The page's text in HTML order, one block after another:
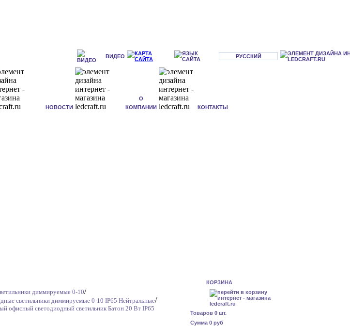
ВИДЕО РУССКИЙ
НОВОСТИ
О
КОМПАНИИ
КОНТАКТЫ
диммируемые 0-10/
светильники диммируемые 0-10 IP65 Нейтральные/
офисный светодиодный светильник Батон 20 Вт IP65
КОРЗИНА
Товаров 0 шт.
Сумма 0 руб